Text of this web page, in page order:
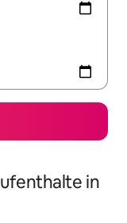
in